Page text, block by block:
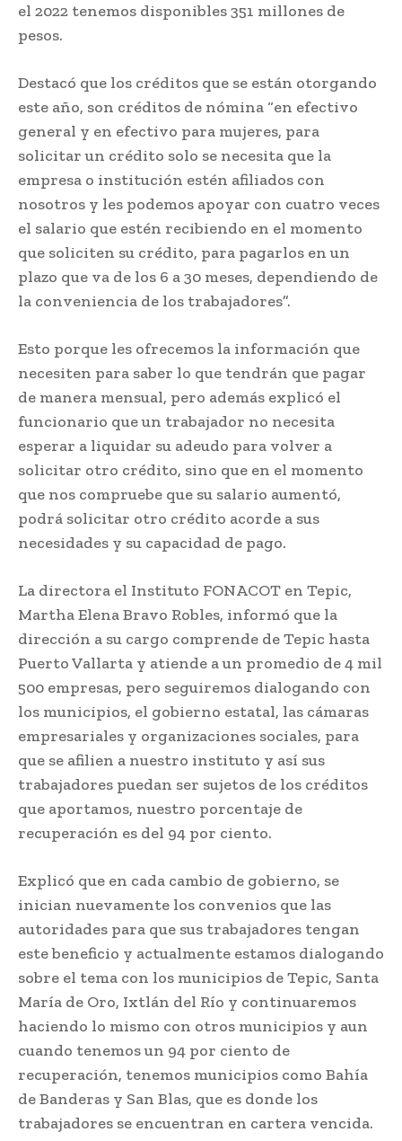
el 2022 tenemos disponibles 351 millones de
pesos.
Destacó que los créditos que se están otorgando
este año, son créditos de nómina “en efectivo
general y en efectivo para mujeres, para
solicitar un crédito solo se necesita que la
empresa o institución estén afiliados con
nosotros y les podemos apoyar con cuatro veces
el salario que estén recibiendo en el momento
que soliciten su crédito, para pagarlos en un
plazo que va de los 6 a 30 meses, dependiendo de
la conveniencia de los trabajadores”.
Esto porque les ofrecemos la información que
necesiten para saber lo que tendrán que pagar
de manera mensual, pero además explicó el
funcionario que un trabajador no necesita
esperar a liquidar su adeudo para volver a
solicitar otro crédito, sino que en el momento
que nos compruebe que su salario aumentó,
podrá solicitar otro crédito acorde a sus
necesidades y su capacidad de pago.
La directora el Instituto FONACOT en Tepic,
Martha Elena Bravo Robles, informó que la
dirección a su cargo comprende de Tepic hasta
Puerto Vallarta y atiende a un promedio de 4 mil
500 empresas, pero seguiremos dialogando con
los municipios, el gobierno estatal, las cámaras
empresariales y organizaciones sociales, para
que se afilien a nuestro instituto y así sus
trabajadores puedan ser sujetos de los créditos
que aportamos, nuestro porcentaje de
recuperación es del 94 por ciento.
Explicó que en cada cambio de gobierno, se
inician nuevamente los convenios que las
autoridades para que sus trabajadores tengan
este beneficio y actualmente estamos dialogando
sobre el tema con los municipios de Tepic, Santa
María de Oro, Ixtlán del Río y continuaremos
haciendo lo mismo con otros municipios y aun
cuando tenemos un 94 por ciento de
recuperación, tenemos municipios como Bahía
de Banderas y San Blas, que es donde los
trabajadores se encuentran en cartera vencida.